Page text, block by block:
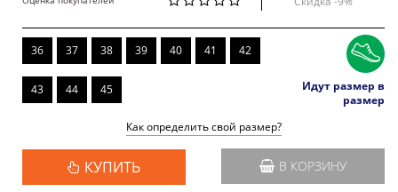
36 37 38 39 40 41 42
43 44 45
Идут размер в
размер
Как определить свой размер?
КУПИТЬ В КОРЗИНУ